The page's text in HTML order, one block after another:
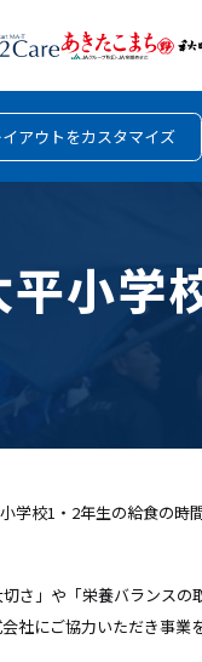
イアウトをカスタマイズ
小学
学校1・2年生の給食の
さ」や「栄養バランス
社にご協力いただき事業